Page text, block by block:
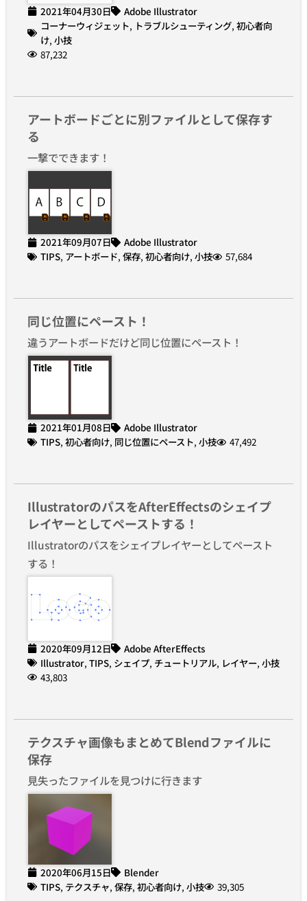
2021年04月30日
Adobe Illustrator
コーナーウィジェット, トラブルシューティング, 初心者向
け, 小技
87,232
アートボードごとに別ファイルとして保存す
る
一撃でできます！
2021年09月07日
Adobe Illustrator
TIPS, アートボード, 保存, 初心者向け, 小技 57,684
同じ位置にペースト！
違うアートボードだけど同じ位置にペースト！
2021年01月08日
Adobe Illustrator
TIPS, 初心者向け, 同じ位置にペースト, 小技 47,492
IllustratorのパスをAfterEffectsのシェイプ
レイヤーとしてペーストする！
Illustratorのパスをシェイプレイヤーとしてペースト
する！
2020年09月12日
Adobe AfterEffects
Illustrator, TIPS, シェイプ, チュートリアル, レイヤー, 小技
43,803
テクスチャ画像もまとめてBlendファイルに
保存
見失ったファイルを見つけに行きます
2020年06月15日
Blender
TIPS, テクスチャ, 保存, 初心者向け, 小技 39,305